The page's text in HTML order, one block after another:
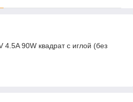
90W квадрат с иглой (без